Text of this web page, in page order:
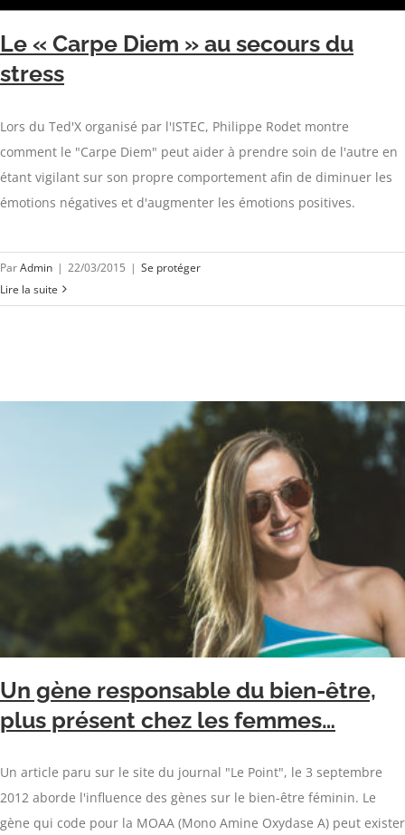
Le « Carpe Diem » au secours du
stress
Lors du Ted'X organisé par l'ISTEC, Philippe Rodet montre
comment le "Carpe Diem" peut aider à prendre soin de l'autre en
étant vigilant sur son propre comportement afin de diminuer les
émotions négatives et d'augmenter les émotions positives.
ParAdmin | 22/03/2015 | Se protéger
Lire la suite
Un gène responsable du bien-être,
plus présent chez les femmes…
Un article paru sur le site du journal "Le Point", le 3 septembre
2012 aborde l'influence des gènes sur le bien-être féminin. Le
gène qui code pour la MOAA (Mono Amine Oxydase A) peut exister